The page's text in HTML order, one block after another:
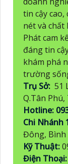
tin cậy cao,
nét và
Phát cam
đáng tin
khám phá
trường
Trụ Sở: 51
Q.Tân Phú,
Hotline:
Chi Nhánh
Đông, Bình
Kỹ Thuật:
Điện Thoại: